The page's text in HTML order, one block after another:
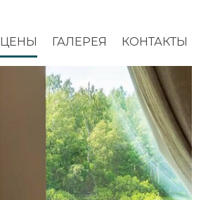
ЦЕНЫ ГАЛЕРЕЯ КОНТАКТЫ